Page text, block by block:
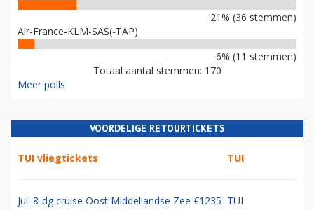
21% (36 stemmen)
Air-France-KLM-SAS(-TAP)
6% (11 stemmen)
Totaal aantal stemmen: 170
Meer polls
VOORDELIGE RETOURTICKETS
TUI vliegtickets TUI
Jul: 8-dg cruise Oost Middellandse Zee €1235 TUI